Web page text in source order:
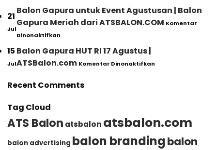
ATSBalon.com
Perayaan
Agustusan
2026,
Mengapa
Semakin
Gapura
untuk
Event
21
Jul
Balon Gapura untuk Event Agustusan | Balon
Gapura Meriah dari ATSBALON.COM Komentar
Dinonaktifkan
Gapura
Event
Balon
ATSBALON.COM
15
Jul
Balon Gapura HUT RI 17 Agustus |
ATSBalon.com Komentar Dinonaktifkan
ATSBalon.com
Recent Comments
Tag Cloud
ATS Balon atsbalon atsbalon.com
balon advertising balon brandingbalon